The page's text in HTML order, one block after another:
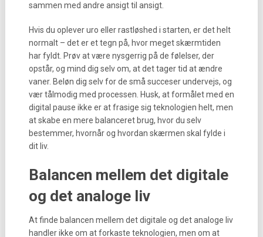
sammen med andre ansigt til ansigt.
Hvis du oplever uro eller rastløshed i starten, er det helt
normalt – det er et tegn på, hvor meget skærmtiden
har fyldt. Prøv at være nysgerrig på de følelser, der
opstår, og mind dig selv om, at det tager tid at ændre
vaner. Beløn dig selv for de små succeser undervejs, og
vær tålmodig med processen. Husk, at formålet med en
digital pause ikke er at frasige sig teknologien helt, men
at skabe en mere balanceret brug, hvor du selv
bestemmer, hvornår og hvordan skærmen skal fylde i
dit liv.
Balancen mellem det digitale
og det analoge liv
At finde balancen mellem det digitale og det analoge liv
handler ikke om at forkaste teknologien, men om at